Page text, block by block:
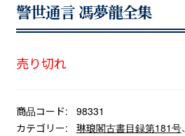
警世通言 馮夢龍全集
売り切れ
商品コード:
98331
カテゴリー:
琳琅閣古書目録第181号、